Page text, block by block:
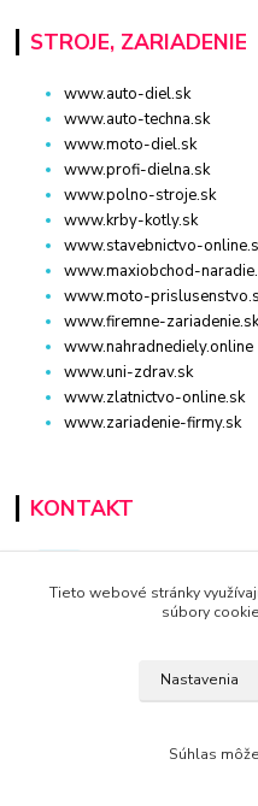
STROJE, ZARIADENIE
www.auto-diel.sk
www.auto-techna.sk
www.moto-diel.sk
www.profi-dielna.sk
www.polno-stroje.sk
www.krby-kotly.sk
www.stavebnictvo-
www.maxiobchod-
www.moto-
www.firemne-
www.nahradnediely.online
www.uni-zdrav.sk
www.zlatnictvo-online.sk
www.zariadenie-firmy.sk
KONTAKT
Tieto webové stránky
súbory
Nastavenia
Súhlas